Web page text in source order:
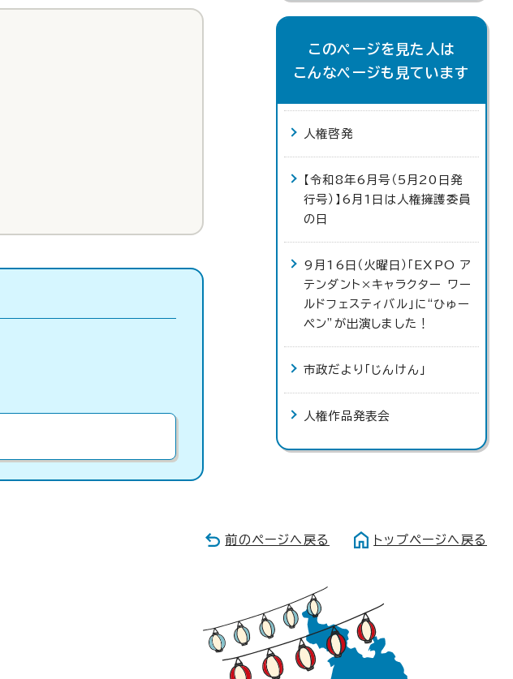
このページを見た人は
こんなページも見ています
人権啓発
【令和8年6月号（5月20日発
行号）】6月1日は人権擁護委員
の日
9月16日（火曜日）「EXPO ア
テンダント×キャラクター ワー
ルドフェスティバル」に“ひゅー
ペン”が出演しました！
市政だより「じんけん」
人権作品発表会
前のページへ戻る トップページへ戻る